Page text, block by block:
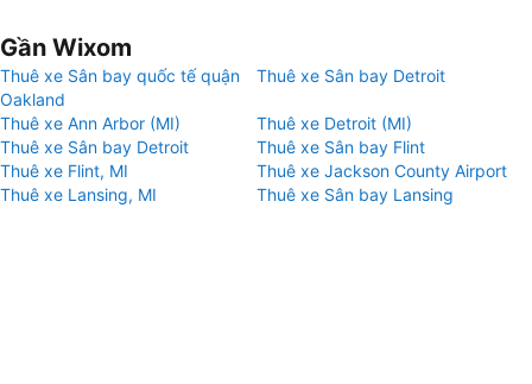
Gần Wixom
Thuê xe Sân bay quốc tế quận
Oakland
Thuê xe Sân bay Detroit
Thuê xe Ann Arbor (MI)
Thuê xe Detroit (MI)
Thuê xe Sân bay Detroit
Thuê xe Sân bay Flint
Thuê xe Flint, MI
Thuê xe Jackson County Airport
Thuê xe Lansing, MI
Thuê xe Sân bay Lansing